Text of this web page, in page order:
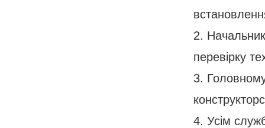
2.
перевірку
3.
4. Усім